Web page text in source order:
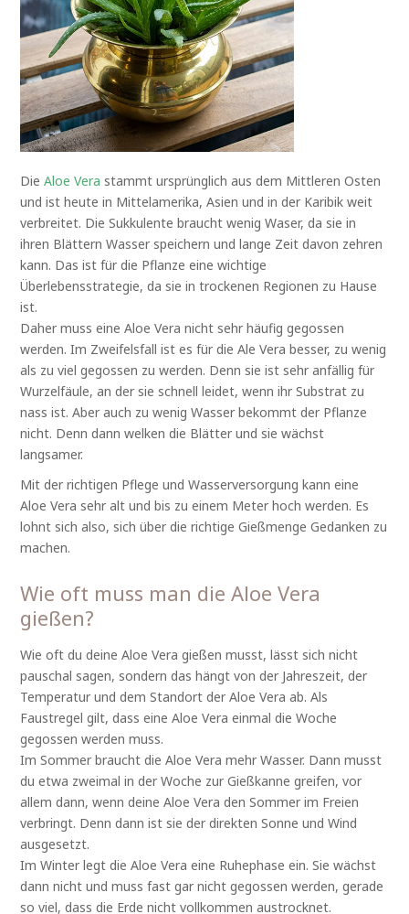
DieAloe Vera stammt ursprünglich aus dem Mittleren Osten
und ist heute in Mittelamerika, Asien und in der Karibik weit
verbreitet. Die Sukkulente braucht wenig Waser, da sie in
ihren Blättern Wasser speichern und lange Zeit davon zehren
kann. Das ist für die Pflanze eine wichtige
Überlebensstrategie, da sie in trockenen Regionen zu Hause
ist.
Daher muss eine Aloe Vera nicht sehr häufig gegossen
werden. Im Zweifelsfall ist es für die Ale Vera besser, zu wenig
als zu viel gegossen zu werden. Denn sie ist sehr anfällig für
Wurzelfäule, an der sie schnell leidet, wenn ihr Substrat zu
nass ist. Aber auch zu wenig Wasser bekommt der Pflanze
nicht. Denn dann welken die Blätter und sie wächst
langsamer.
Mit der richtigen Pflege und Wasserversorgung kann eine
Aloe Vera sehr alt und bis zu einem Meter hoch werden. Es
lohnt sich also, sich über die richtige Gießmenge Gedanken zu
machen.
Wie oft muss man die Aloe Vera
gießen?
Wie oft du deine Aloe Vera gießen musst, lässt sich nicht
pauschal sagen, sondern das hängt von der Jahreszeit, der
Temperatur und dem Standort der Aloe Vera ab. Als
Faustregel gilt, dass eine Aloe Vera einmal die Woche
gegossen werden muss.
Im Sommer braucht die Aloe Vera mehr Wasser. Dann musst
du etwa zweimal in der Woche zur Gießkanne greifen, vor
allem dann, wenn deine Aloe Vera den Sommer im Freien
verbringt. Denn dann ist sie der direkten Sonne und Wind
ausgesetzt.
Im Winter legt die Aloe Vera eine Ruhephase ein. Sie wächst
dann nicht und muss fast gar nicht gegossen werden, gerade
so viel, dass die Erde nicht vollkommen austrocknet.